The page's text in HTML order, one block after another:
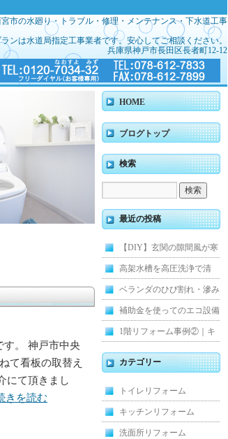
市の水廻り・トラブル・修理・メンテナンス・下水道工事
ランは水道局指定工事業者です。安心してご相談ください。
兵庫県神戸市長田区長者町12-12
す。 神戸市中央
て看板の取替え
にて頂きまし
きを読む
HOME
ブログトップ
検索
最近の投稿
【DIY】玄関の隙間風が寒
くて断熱ドアに交換しまし
た
高架水槽を高圧洗浄で清
掃！衛生的な給水環境を維
持｜施工事例
ベランダのひび割れ・滲み
を解消！賃貸マンション防
水工事
補助金を使ってのエコ設備
住宅リフォーム
1階リフォーム事例②｜キ
ッチン・床・収納を一新
し、扉新設で動線を整えた
全面改修
カテゴリー
トイレリフォーム
キッチンリフォーム
洗面所リフォーム